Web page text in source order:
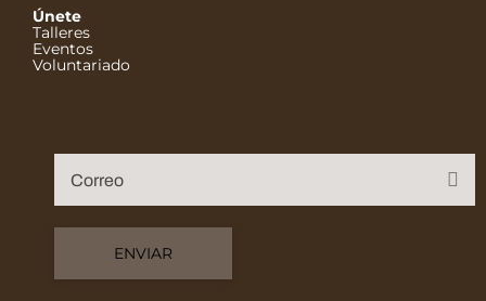
Únete
Talleres
Eventos
Voluntariado